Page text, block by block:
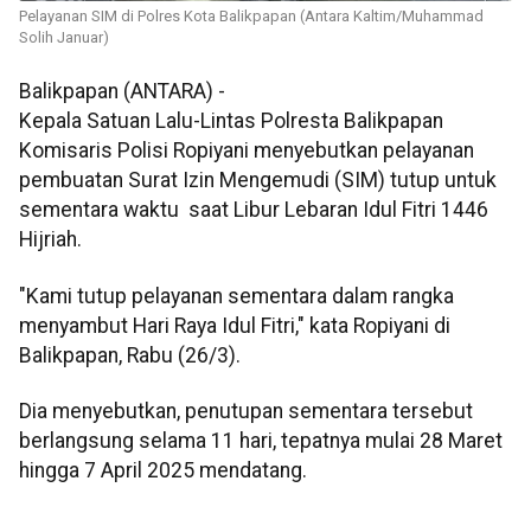
Pelayanan SIM di Polres Kota Balikpapan (Antara Kaltim/Muhammad
Solih Januar)
Balikpapan (ANTARA) -
Kepala Satuan Lalu-Lintas Polresta Balikpapan
Komisaris Polisi Ropiyani menyebutkan pelayanan
pembuatan Surat Izin Mengemudi (SIM) tutup untuk
sementara waktu saat Libur Lebaran Idul Fitri 1446
Hijriah.
"Kami tutup pelayanan sementara dalam rangka
menyambut Hari Raya Idul Fitri," kata Ropiyani di
Balikpapan, Rabu (26/3).
Dia menyebutkan, penutupan sementara tersebut
berlangsung selama 11 hari, tepatnya mulai 28 Maret
hingga 7 April 2025 mendatang.